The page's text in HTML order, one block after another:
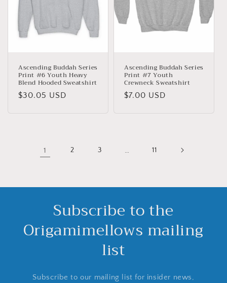
Ascending Buddah Series
Print #6 Youth Heavy
Blend Hooded Sweatshirt
Giá
$30.05 USD
Ascending Buddah Series
Print #7 Youth
Crewneck Sweatshirt
Giá
$7.00 USD
1 2 3 … 11
Subscribe to the
Origamimellows mailing
list
Subscribe to our mailing list for insider news,